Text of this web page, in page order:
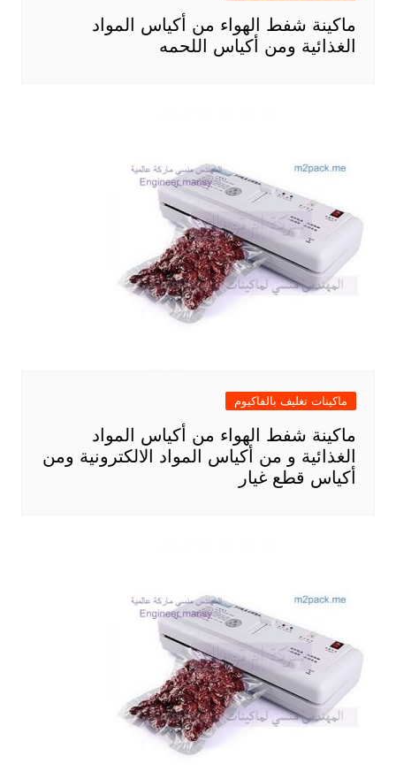
ماكينة شفط الهواء من أكياس المواد
الغذائية ومن أكياس اللحمه
ماكينات تغليف بالفاكيوم
ماكينة شفط الهواء من أكياس المواد
الغذائية و من أكياس المواد الالكترونية ومن
أكياس قطع غيار